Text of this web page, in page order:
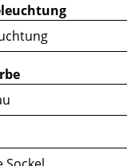
auswählen